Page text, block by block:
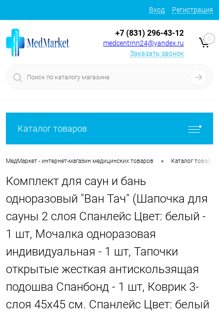
Вход Регистрация
+7 (831) 296-43-12
medcentrnn24@yandex.ru
Заказать звонок
0
Каталог товаров
МедМаркет - интернет-магазин медицинских товаров • Каталог товаров
Комплект для саун и бань
одноразовый "Ван Тач" (Шапочка для
сауны 2 слоя Спанлейс Цвет: белый -
1 шт, Мочалка одноразовая
индивидуальная - 1 шт, Тапочки
открытые жесткая антискользящая
подошва Спанбонд - 1 шт, Коврик 3-
слоя 45х45 см. Спанлейс Цвет: белый